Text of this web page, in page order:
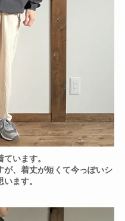
います。
が、着丈が短くて今っぽいシ
ます。